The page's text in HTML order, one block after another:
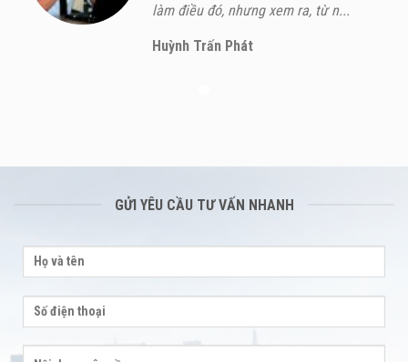
làm điều đó, nhưng xem ra, từ n...
Huỳnh Trấn Phát
GỬI YÊU CẦU TƯ VẤN NHANH